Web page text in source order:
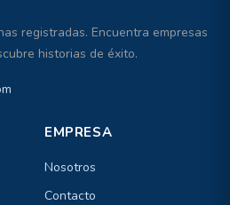
registradas. Encuentra empresas
historias de éxito.
EMPRESA
Nosotros
Contacto